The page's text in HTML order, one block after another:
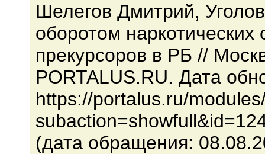
Шелегов Дмитрий,
оборотом
прекурсоров в РБ //
PORTALUS.RU. Дата
https://portalus.ru/
(дата обращения: